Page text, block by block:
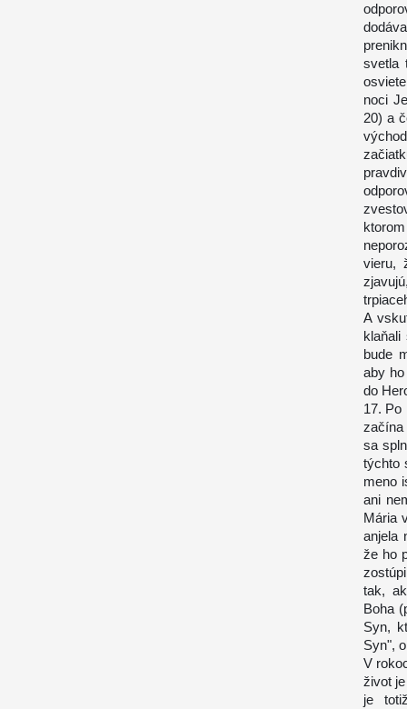
svetla
noci
20) a
vieru,
A
bude
aby
do
17. Po
začína
sa
týchto
meno
ani
Mária
anjela
že ho
tak,
Boha
Syn,
Syn",
V
život
je